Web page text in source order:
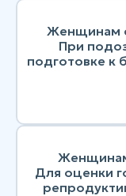
Женщинам
При
подготовке к
Для оценки